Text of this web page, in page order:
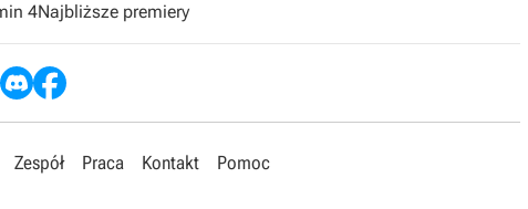
4Najbliższe premiery
Zespół Praca Kontakt Pomoc